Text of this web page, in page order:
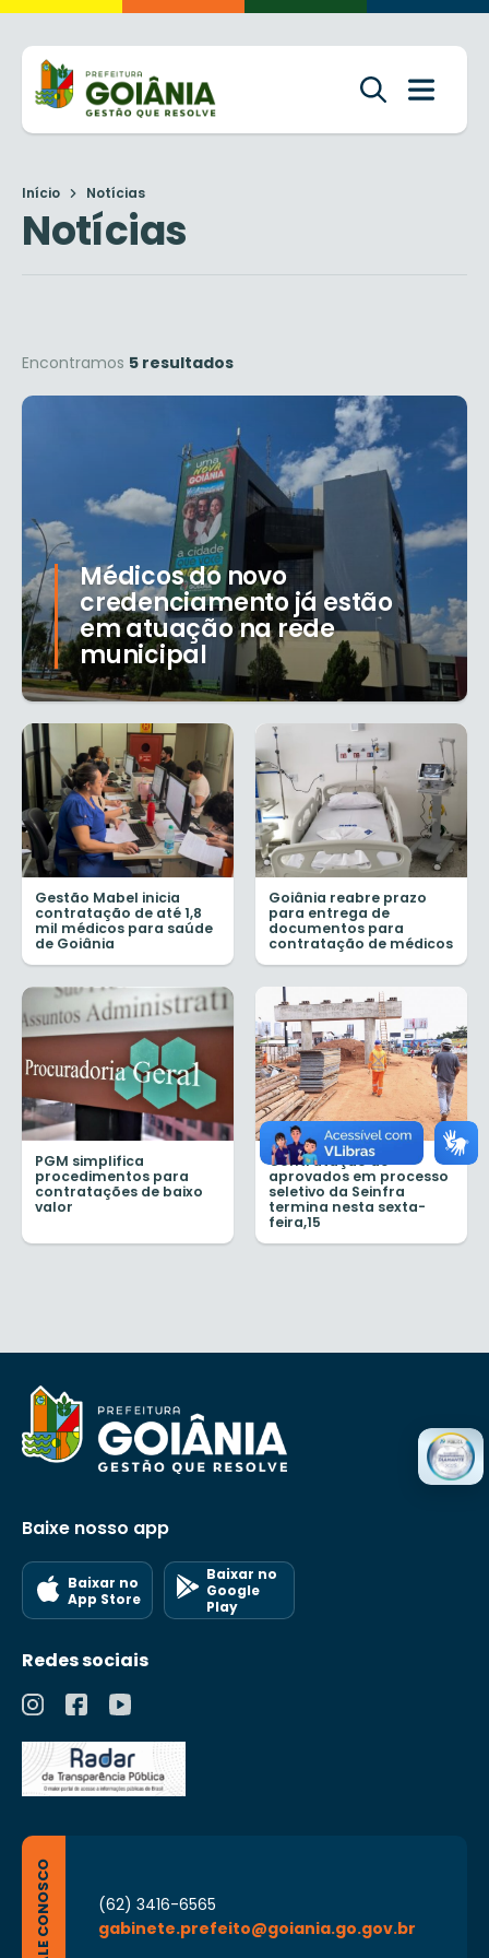
Início Notícias
Notícias
Encontramos 5 resultados
Médicos do novo
credenciamento já estão
em atuação na rede
municipal
Gestão Mabel inicia
contratação de até 1,8
mil médicos para saúde
de Goiânia
Goiânia reabre prazo
para entrega de
documentos para
contratação de médicos
PGM simplifica
procedimentos para
contratações de baixo
valor
Contratação de
aprovados em processo
seletivo da Seinfra
termina nesta sexta-
feira,15
Baixe nosso app
Baixar no
App Store
Baixar no
Google
Play
Redes sociais
FALE CONOSCO
(62) 3416-6565
gabinete.prefeito@goiania.go.gov.br